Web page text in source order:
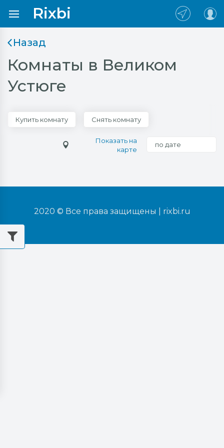
Rixbi
Назад
Комнаты в Великом
Устюге
Купить комнату Снять комнату
Показать на
карте
по дате
2020 © Все права защищены | rixbi.ru